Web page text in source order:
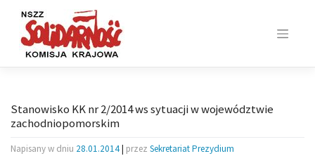
content
Stanowisko KK nr 2/2014 ws sytuacji w województwie
zachodniopomorskim
Napisany w dniu 28.01.2014| przez Sekretariat Prezydium